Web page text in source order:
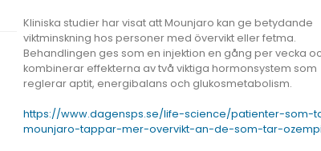
Kliniska studier har visat att Mounjaro kan ge betydande
viktminskning hos personer med övervikt eller fetma.
Behandlingen ges som en injektion en gång per vecka
kombinerar effekterna av två viktiga hormonsystem som
reglerar aptit, energibalans och glukosmetabolism.
https://www.dagensps.se/life-science/patienter-som-
mounjaro-tappar-mer-overvikt-an-de-som-tar-